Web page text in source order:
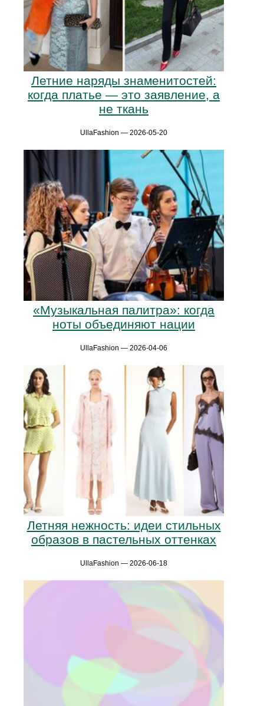
Летние наряды знаменитостей:
когда платье — это заявление, а
не ткань
UllaFashion — 2026-05-20
«Музыкальная палитра»: когда
ноты объединяют нации
UllaFashion — 2026-04-06
Летняя нежность: идеи стильных
образов в пастельных оттенках
UllaFashion — 2026-06-18